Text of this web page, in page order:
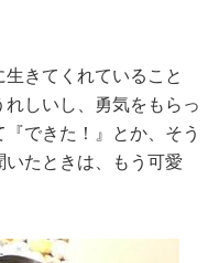
生きてくれていること
しいし、勇気をもらっ
できた！』とか、そう
たときは、もう可愛